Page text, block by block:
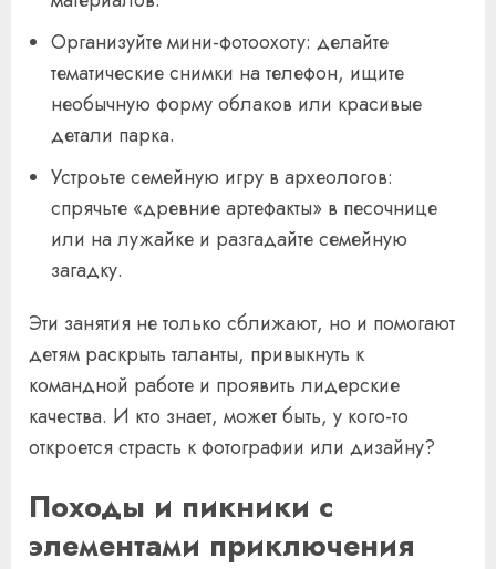
Организуйте мини-фотоохоту: делайте
тематические снимки на телефон, ищите
необычную форму облаков или красивые
детали парка.
Устроьте семейную игру в археологов:
спрячьте «древние артефакты» в песочнице
или на лужайке и разгадайте семейную
загадку.
Эти занятия не только сближают, но и помогают
детям раскрыть таланты, привыкнуть к
командной работе и проявить лидерские
качества. И кто знает, может быть, у кого-то
откроется страсть к фотографии или дизайну?
Походы и пикники с
элементами приключения